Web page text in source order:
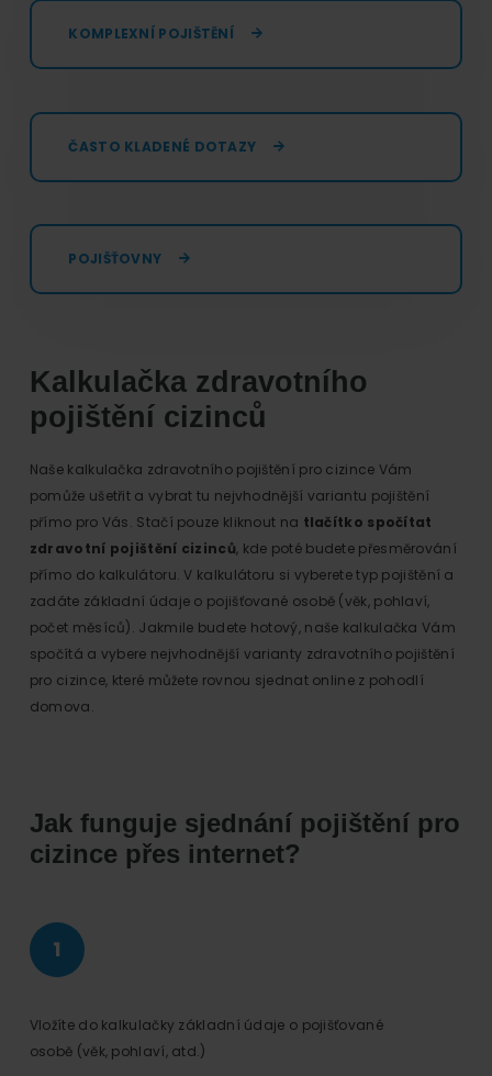
KOMPLEXNÍ POJIŠTĚNÍ
ČASTO KLADENÉ DOTAZY
POJIŠŤOVNY
Kalkulačka zdravotního
pojištění cizinců
Naše kalkulačka zdravotního pojištění pro cizince Vám
pomůže ušetřit a vybrat tu nejvhodnější variantu pojištění
přímo pro Vás. Stačí pouze kliknout na tlačítko spočítat
zdravotní pojištění cizinců, kde poté budete přesměrování
přímo do kalkulátoru. V kalkulátoru si vyberete typ pojištění a
zadáte základní údaje o pojišťované osobě (věk, pohlaví,
počet měsíců). Jakmile budete hotový, naše kalkulačka Vám
spočítá a vybere nejvhodnější varianty zdravotního pojištění
pro cizince, které můžete rovnou sjednat online z pohodlí
domova.
Jak funguje sjednání pojištění pro
cizince přes internet?
Vložíte do kalkulačky základní údaje o pojišťované
osobě (věk, pohlaví, atd.)